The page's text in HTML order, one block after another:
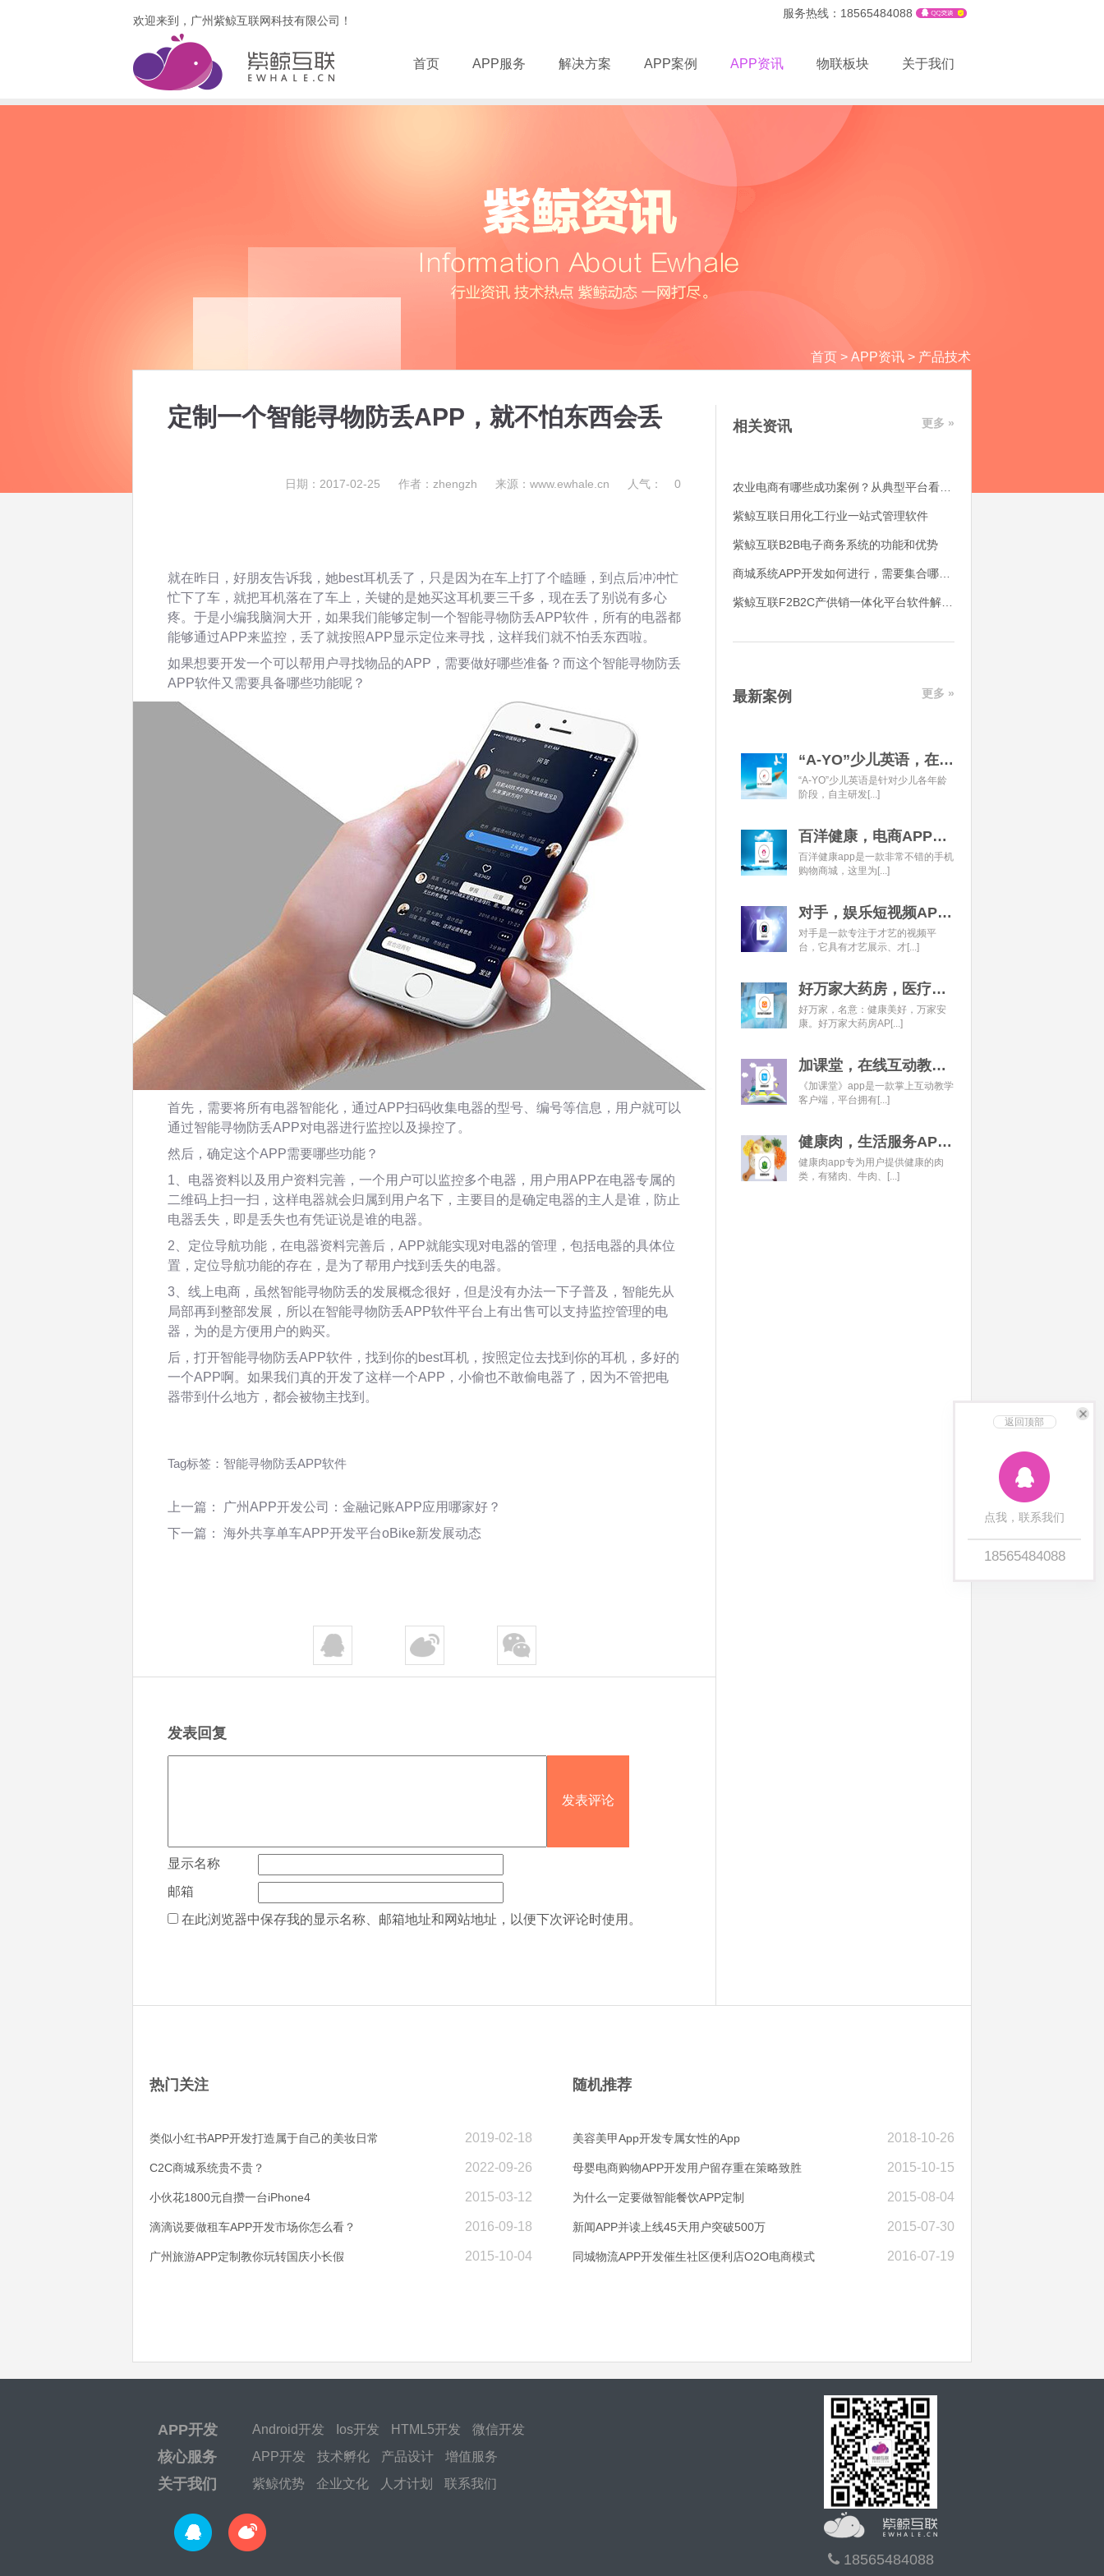
欢迎来到，广州紫鲸互联网科技有限公司！
服务热线：18565484088
首页 APP服务 解决方案 APP案例 APP资讯 物联板块 关于我们
返回顶部
点我，联系我们
18565484088
首页 > APP资讯 > 产品技术
定制一个智能寻物防丢APP，就不怕东西会丢
日期：2017-02-25 作者：zhengzh 来源：www.ewhale.cn 人气： 0
就在昨日，好朋友告诉我，她best耳机丢了，只是因为在车上打了个瞌睡，到点后冲冲忙
忙下了车，就把耳机落在了车上，关键的是她买这耳机要三千多，现在丢了别说有多心
疼。于是小编我脑洞大开，如果我们能够定制一个智能寻物防丢APP软件，所有的电器都
能够通过APP来监控，丢了就按照APP显示定位来寻找，这样我们就不怕丢东西啦。
如果想要开发一个可以帮用户寻找物品的APP，需要做好哪些准备？而这个智能寻物防丢
APP软件又需要具备哪些功能呢？
首先，需要将所有电器智能化，通过APP扫码收集电器的型号、编号等信息，用户就可以
通过智能寻物防丢APP对电器进行监控以及操控了。
然后，确定这个APP需要哪些功能？
1、电器资料以及用户资料完善，一个用户可以监控多个电器，用户用APP在电器专属的
二维码上扫一扫，这样电器就会归属到用户名下，主要目的是确定电器的主人是谁，防止
电器丢失，即是丢失也有凭证说是谁的电器。
2、定位导航功能，在电器资料完善后，APP就能实现对电器的管理，包括电器的具体位
置，定位导航功能的存在，是为了帮用户找到丢失的电器。
3、线上电商，虽然智能寻物防丢的发展概念很好，但是没有办法一下子普及，智能先从
局部再到整部发展，所以在智能寻物防丢APP软件平台上有出售可以支持监控管理的电
器，为的是方便用户的购买。
后，打开智能寻物防丢APP软件，找到你的best耳机，按照定位去找到你的耳机，多好的
一个APP啊。如果我们真的开发了这样一个APP，小偷也不敢偷电器了，因为不管把电
器带到什么地方，都会被物主找到。
Tag标签： 智能寻物防丢APP软件
上一篇：
广州APP开发公司：金融记账APP应用哪家好？
下一篇： 海外共享单车APP开发平台oBike新发展动态
发表回复
显示名称
邮箱
在此浏览器中保存我的显示名称、邮箱地址和网站地址，以便下次评论时使用。
相关资讯 更多 »
紫鲸互联日用化工行业一站式管理软件
紫鲸互联B2B电子商务系统的功能和优势
最新案例 更多 »
“A-YO”少儿英语，在线语言学习平台开发经典案例
“A-YO”少儿英语是针对少儿各年龄
阶段，自主研发[...]
百洋健康，电商APP开发经典案例
百洋健康app是一款非常不错的手机
购物商城，这里为[...]
对手，娱乐短视频APP开发经典案例
对手是一款专注于才艺的视频平
台，它具有才艺展示、才[...]
好万家大药房，医疗健康APP开发经典案例
好万家，名意：健康美好，万家安
康。好万家大药房AP[...]
加课堂，在线互动教育APP经典案例
《加课堂》app是一款掌上互动教学
客户端，平台拥有[...]
健康肉，生活服务APP开发经典案例
健康肉app专为用户提供健康的肉
类，有猪肉、牛肉、[...]
热门关注
2019-02-18
类似小红书APP开发打造属于自己的美妆日常
2022-09-26
C2C商城系统贵不贵？
2015-03-12
小伙花1800元自攒一台iPhone4
2016-09-18
滴滴说要做租车APP开发市场你怎么看？
2015-10-04
广州旅游APP定制教你玩转国庆小长假
随机推荐
2018-10-26
美容美甲App开发专属女性的App
2015-10-15
母婴电商购物APP开发用户留存重在策略致胜
2015-08-04
为什么一定要做智能餐饮APP定制
2015-07-30
新闻APP并读上线45天用户突破500万
2016-07-19
同城物流APP开发催生社区便利店O2O电商模式
APP开发 Android开发 Ios开发 HTML5开发 微信开发
核心服务 APP开发 技术孵化 产品设计 增值服务
关于我们 紫鲸优势 企业文化 人才计划 联系我们
18565484088